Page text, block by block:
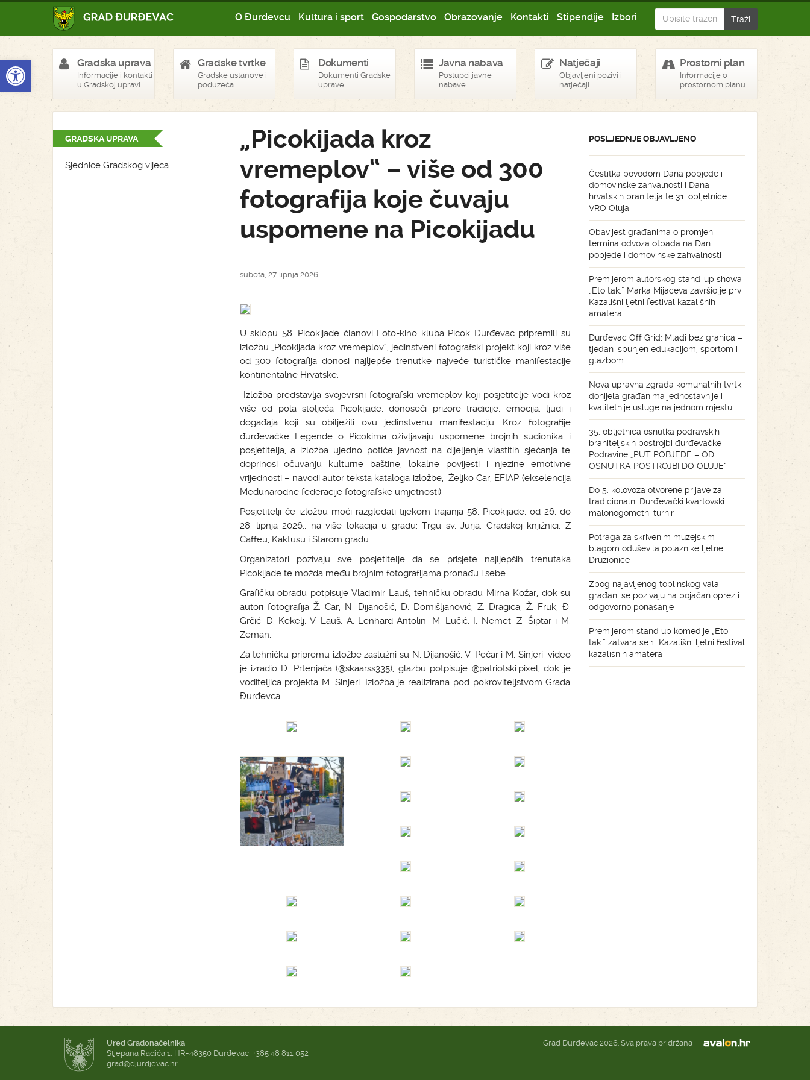
Open toolbar
O Đurđevcu Kultura i sport Gospodarstvo Obrazovanje Kontakti Stipendije Izbori
Gradska uprava
Informacije i kontakti
u Gradskoj upravi
Gradske tvrtke
Gradske ustanove i
poduzeća
Dokumenti
Dokumenti Gradske
uprave
Javna nabava
Postupci javne
nabave
Natječaji
Objavljeni pozivi i
natječaji
Prostorni plan
Informacije o
prostornom planu
GRADSKA UPRAVA
Sjednice Gradskog vijeća
„Picokijada kroz
vremeplov“ – više od 300
fotografija koje čuvaju
uspomene na Picokijadu
subota, 27. lipnja 2026.
U sklopu 58. Picokijade članovi Foto-kino kluba Picok Đurđevac pripremili su
izložbu „Picokijada kroz vremeplov“, jedinstveni fotografski projekt koji kroz više
od 300 fotografija donosi najljepše trenutke najveće turističke manifestacije
kontinentalne Hrvatske.
-Izložba predstavlja svojevrsni fotografski vremeplov koji posjetitelje vodi kroz
više od pola stoljeća Picokijade, donoseći prizore tradicije, emocija, ljudi i
događaja koji su obilježili ovu jedinstvenu manifestaciju. Kroz fotografije
đurđevačke Legende o Picokima oživljavaju uspomene brojnih sudionika i
posjetitelja, a izložba ujedno potiče javnost na dijeljenje vlastitih sjećanja te
doprinosi očuvanju kulturne baštine, lokalne povijesti i njezine emotivne
vrijednosti – navodi autor teksta kataloga izložbe, Željko Car, EFIAP (ekselencija
Međunarodne federacije fotografske umjetnosti).
Posjetitelji će izložbu moći razgledati tijekom trajanja 58. Picokijade, od 26. do
28. lipnja 2026., na više lokacija u gradu: Trgu sv. Jurja, Gradskoj knjižnici, Z
Caffeu, Kaktusu i Starom gradu.
Organizatori pozivaju sve posjetitelje da se prisjete najljepših trenutaka
Picokijade te možda među brojnim fotografijama pronađu i sebe.
Grafičku obradu potpisuje Vladimir Lauš, tehničku obradu Mirna Kožar, dok su
autori fotografija Ž. Car, N. Dijanošić, D. Domišljanović, Z. Dragica, Ž. Fruk, Đ.
Grčić, D. Kekelj, V. Lauš, A. Lenhard Antolin, M. Lučić, I. Nemet, Z. Šiptar i M.
Zeman.
Za tehničku pripremu izložbe zaslužni su N. Dijanošić, V. Pečar i M. Sinjeri, video
je izradio D. Prtenjača (@skaarss335), glazbu potpisuje @patriotski.pixel, dok je
voditeljica projekta M. Sinjeri. Izložba je realizirana pod pokroviteljstvom Grada
Đurđevca.
POSLJEDNJE OBJAVLJENO
Čestitka povodom Dana pobjede i
domovinske zahvalnosti i Dana
hrvatskih branitelja te 31. obljetnice
VRO Oluja
Obavijest građanima o promjeni
termina odvoza otpada na Dan
pobjede i domovinske zahvalnosti
Premijerom autorskog stand-up showa
„Eto tak.” Marka Mijaceva završio je prvi
Kazališni ljetni festival kazališnih
amatera
Đurđevac Off Grid: Mladi bez granica –
tjedan ispunjen edukacijom, sportom i
glazbom
Nova upravna zgrada komunalnih tvrtki
donijela građanima jednostavnije i
kvalitetnije usluge na jednom mjestu
35. obljetnica osnutka podravskih
braniteljskih postrojbi đurđevačke
Podravine „PUT POBJEDE – OD
OSNUTKA POSTROJBI DO OLUJE“
Do 5. kolovoza otvorene prijave za
tradicionalni Đurđevački kvartovski
malonogometni turnir
Potraga za skrivenim muzejskim
blagom oduševila polaznike ljetne
Družionice
Zbog najavljenog toplinskog vala
građani se pozivaju na pojačan oprez i
odgovorno ponašanje
Premijerom stand up komedije „Eto
tak.” zatvara se 1. Kazališni ljetni festival
kazališnih amatera
Ured Gradonačelnika
Stjepana Radića 1, HR-48350 Đurđevac, +385 48 811 052
grad@djurdjevac.hr
Grad Đurđevac 2026. Sva prava pridržana